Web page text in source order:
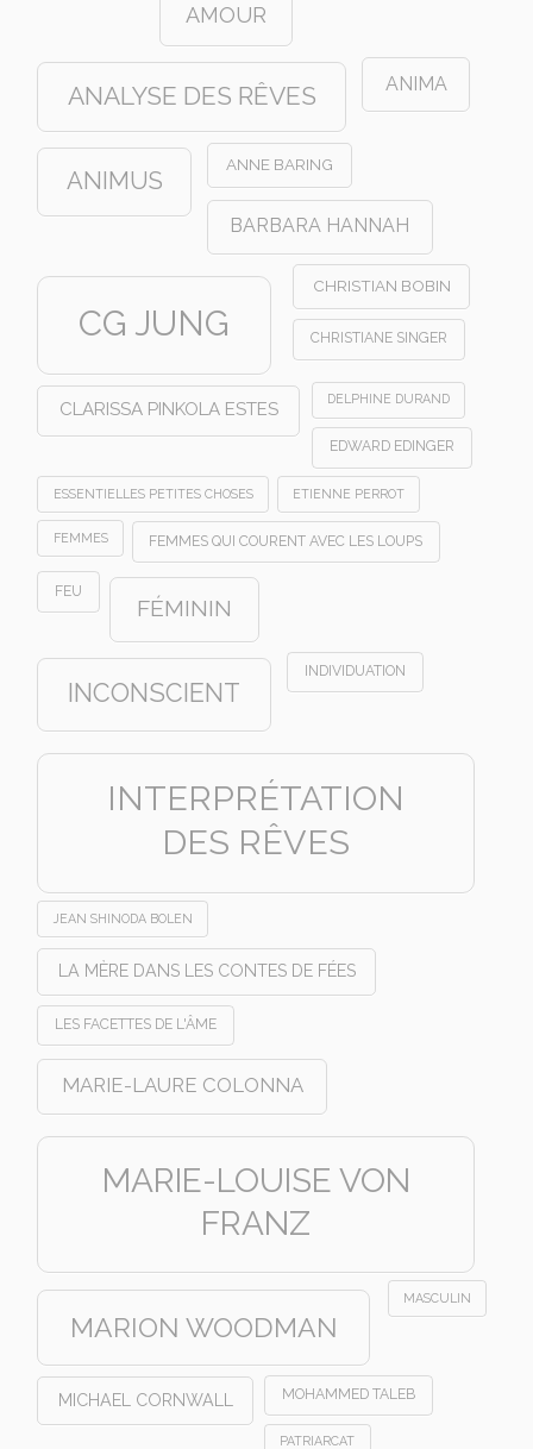
AMOUR
ANALYSE DES RÊVES ANIMA
ANIMUS
ANNE BARING
BARBARA HANNAH
CG JUNG
CHRISTIAN BOBIN
CHRISTIANE SINGER
CLARISSA PINKOLA ESTES DELPHINE DURAND
EDWARD EDINGER
ESSENTIELLES PETITES CHOSES ETIENNE PERROT
FEMMES FEMMES QUI COURENT AVEC LES LOUPS
FEU
FÉMININ
INCONSCIENT
INDIVIDUATION
INTERPRÉTATION
DES RÊVES
JEAN SHINODA BOLEN
LA MÈRE DANS LES CONTES DE FÉES
LES FACETTES DE L'ÂME
MARIE-LAURE COLONNA
MARIE-LOUISE VON
FRANZ
MARION WOODMAN
MASCULIN
MICHAEL CORNWALL MOHAMMED TALEB
PATRIARCAT